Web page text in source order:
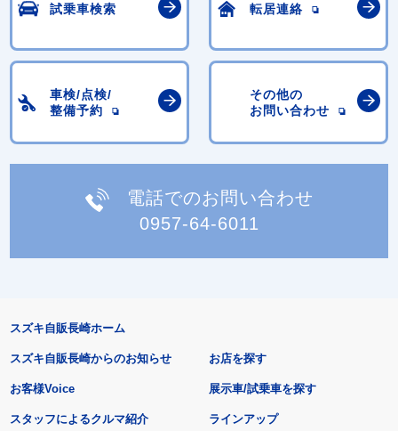
試乗車検索 転居連絡
車検/点検/
整備予約
その他の
お問い合わせ
電話でのお問い合わせ
0957-64-6011
スズキ自販長崎ホーム
スズキ自販長崎からのお知らせ
お客様Voice
スタッフによるクルマ紹介
お店を探す
展示車/試乗車を探す
ラインアップ